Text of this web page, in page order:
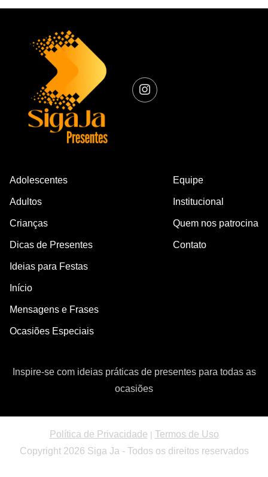
Adolescentes
Adultos
Crianças
Dicas de Presentes
Ideias para Festas
Início
Mensagens e Frases
Ocasiões Especiais
Equipe
Institucional
Quem nos patrocina
Contato
Inspire-se com ideias práticas de presentes para todas as
ocasiões
Política de Privacidade | Termos de Uso
Copyright 2026 Siga Ja - Todos os direitos reservados